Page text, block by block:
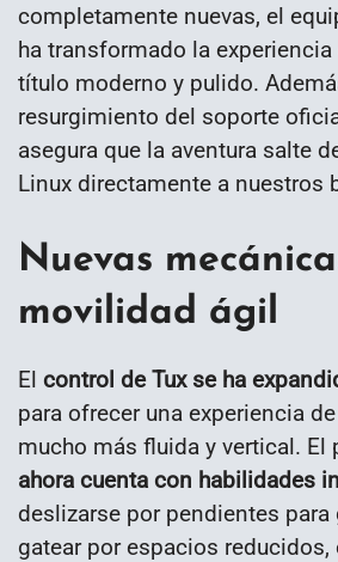
completamente nuevas, el
ha transformado la
título moderno y pulido.
resurgimiento del soporte
asegura que la aventura salte
Linux directamente a nuestros
Nuevas
movilidad ágil
El control de Tux se ha
para ofrecer una experiencia
mucho más fluida y vertical. El
ahora cuenta con habilidades
deslizarse por pendientes para
gatear por espacios reducidos,